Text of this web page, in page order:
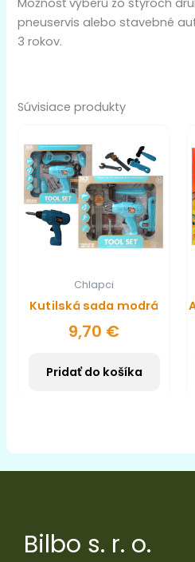
pneuservis alebo stavebné
3 rokov.
Súvisiace produkty
Chlapci
Kutilská sada modrá
9,70 €
Pridať do košíka
Bilbo s. r. o.